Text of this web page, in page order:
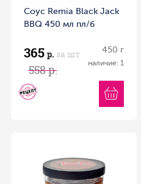
Соус Remia Black Jack
BBQ 450 мл пл/б
365 р. за шт
558 р.
450 г
наличие: 1